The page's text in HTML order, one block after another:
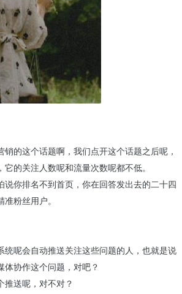
的这个话题啊，我们点开这个话题之后呢，
的关注人数呢和流量次数呢都不低。
你排名不到首页，你在回答发出去的二十四
粉丝用户。
呢会自动推送关注这些问题的人，也就是说
协作这个问题，对吧？
推送呢，对不对？